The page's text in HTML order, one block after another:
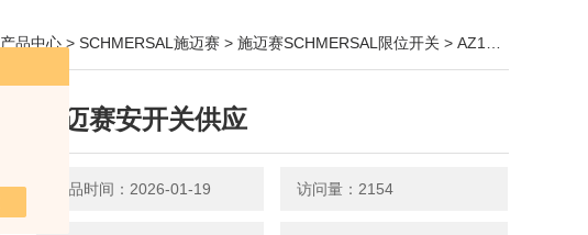
产品中心 > SCHMERSAL施迈赛 > 施迈赛SCHMERSAL限位开关 > AZ16-ZVRK-M16施迈赛安开关供应
施迈赛安开关供应
产品时间：2026-01-19 访问量：2154